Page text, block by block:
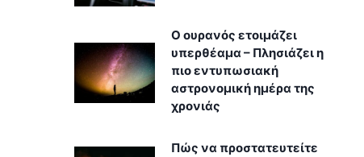
Ο ουρανός ετοιμάζει
υπερθέαμα – Πλησιάζει η
πιο εντυπωσιακή
αστρονομική ημέρα της
χρονιάς
Πώς να προστατευτείτε